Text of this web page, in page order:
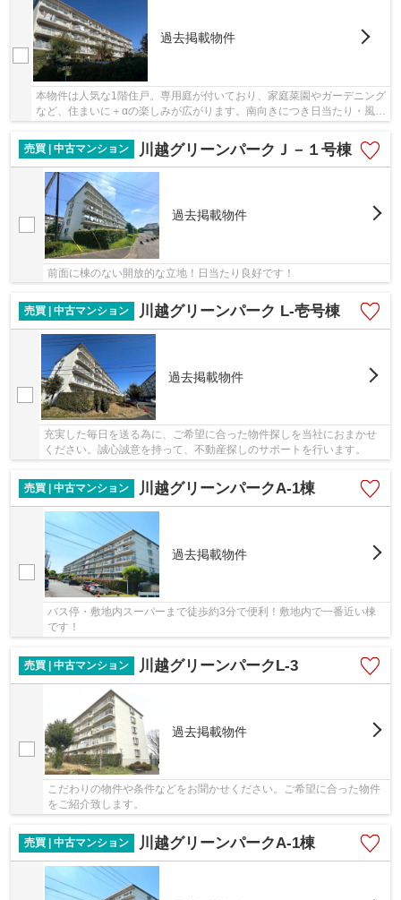
過去掲載物件
本物件は人気な1階住戸。専用庭が付いており、家庭菜園やガーデニング
など、住まいに＋αの楽しみが広がります。南向きにつき日当たり・風通
し良好。3LDKの使いやすい間取りで、リフォ...
売買 | 中古マンション
川越グリーンパークＪ－１号棟
過去掲載物件
前面に棟のない開放的な立地！日当たり良好です！
売買 | 中古マンション 川越グリーンパーク L-壱号棟
過去掲載物件
充実した毎日を送る為に、ご希望に合った物件探しを当社におまかせ
ください。誠心誠意を持って、不動産探しのサポートを行います。
売買 | 中古マンション 川越グリーンパークA-1棟
過去掲載物件
バス停・敷地内スーパーまで徒歩約3分で便利！敷地内で一番近い棟
です！
売買 | 中古マンション 川越グリーンパークL-3
過去掲載物件
こだわりの物件や条件などをお聞かせください。ご希望に合った物件
をご紹介致します。
売買 | 中古マンション 川越グリーンパークA-1棟